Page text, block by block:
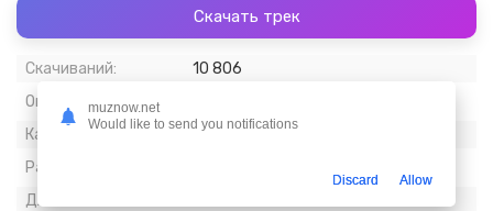
Скачать трек
Скачиваний:
10 806
Опубликовано:
Качество:
320 kbps, Stereo
Размер:
Длительность:
muznow.net
Would like to send you notifications
Discard Allow